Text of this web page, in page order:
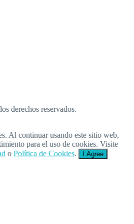
derechos reservados.
Al continuar usando este sitio web,
para el uso de cookies. Visite
o Política de Cookies. I Agree